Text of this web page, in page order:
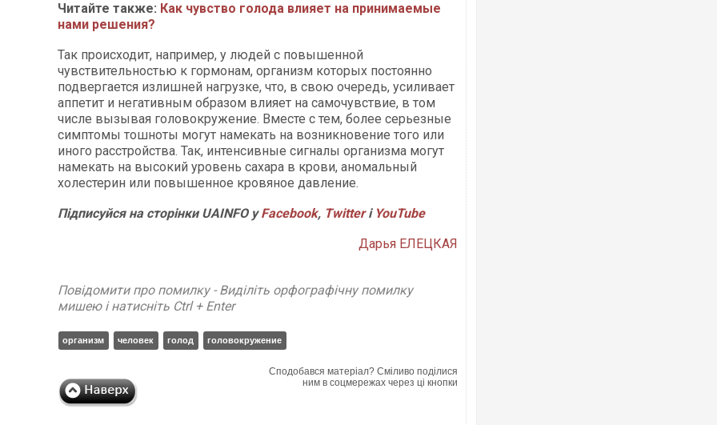
Читайте также: Как чувство голода влияет на принимаемые
нами решения?
Так происходит, например, у людей с повышенной
чувствительностью к гормонам, организм которых постоянно
подвергается излишней нагрузке, что, в свою очередь, усиливает
аппетит и негативным образом влияет на самочувствие, в том
числе вызывая головокружение. Вместе с тем, более серьезные
симптомы тошноты могут намекать на возникновение того или
иного расстройства. Так, интенсивные сигналы организма могут
намекать на высокий уровень сахара в крови, аномальный
холестерин или повышенное кровяное давление.
Підписуйся на сторінки UAINFO уFacebook, Twitter і YouTube
Дарья ЕЛЕЦКАЯ
Повідомити про помилку - Виділіть орфографічну помилку
мишею і натисніть Ctrl + Enter
организм человек голод головокружение
Сподобався матеріал? Сміливо поділися
ним в соцмережах через ці кнопки